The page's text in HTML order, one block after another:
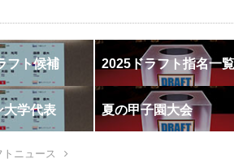
フト候補 2025ドラフト指名一覧
大学代表 夏の甲子園大会
ニュース